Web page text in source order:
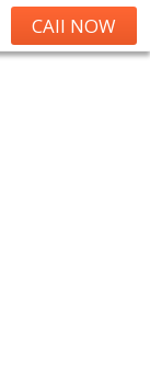
CAll NOW